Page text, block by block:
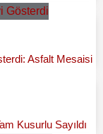
Asfalt Mesaisi
Kusurlu Sayıldı